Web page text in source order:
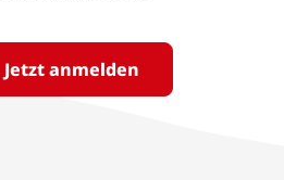
Jetzt anmelden